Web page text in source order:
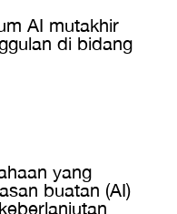
AI mutakhir
di bidang
yang
buatan (AI)